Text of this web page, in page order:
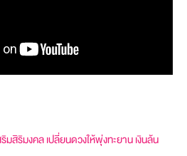
มสิริมงคล เปลี่ยนดวงให้พุ่งทะยาน เงินล้น